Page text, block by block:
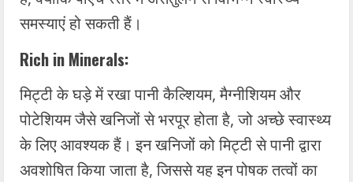
समस्याएं हो सकती हैं।
Rich in Minerals:
मिट्टी के घड़े में रखा पानी कैल्शियम, मैग्नीशियम और
पोटेशियम जैसे खनिजों से भरपूर होता है, जो अच्छे स्वास्थ्य
के लिए आवश्यक हैं। इन खनिजों को मिट्टी से पानी द्वारा
अवशोषित किया जाता है, जिससे यह इन पोषक तत्वों का